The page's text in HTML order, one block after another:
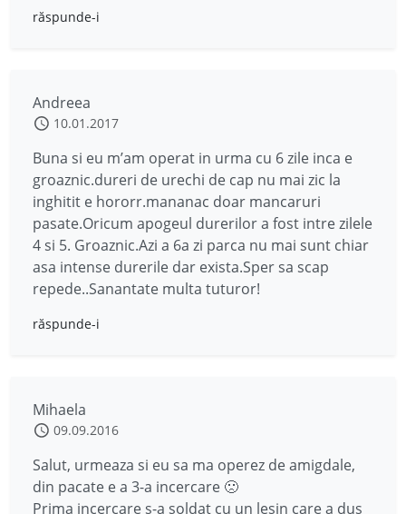
răspunde-i
Andreea
10.01.2017
Buna si eu m’am operat in urma cu 6 zile inca e
groaznic.dureri de urechi de cap nu mai zic la
inghitit e hororr.mananac doar mancaruri
pasate.Oricum apogeul durerilor a fost intre zilele
4 si 5. Groaznic.Azi a 6a zi parca nu mai sunt chiar
asa intense durerile dar exista.Sper sa scap
repede..Sanantate multa tuturor!
răspunde-i
Mihaela
09.09.2016
Salut, urmeaza si eu sa ma operez de amigdale,
din pacate e a 3-a incercare 🙁
Prima incercare s-a soldat cu un lesin care a dus